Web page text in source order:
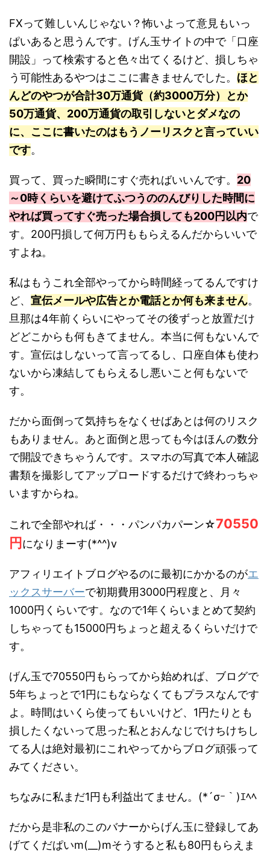
FXって難しいんじゃない？怖いよって意見もいっ
ぱいあると思うんです。げん玉サイトの中で「口座
開設」って検索すると色々出てくるけど、損しちゃ
う可能性あるやつはここに書きませんでした。 ほと
んどのやつが合計30万通貨（約3000万分）とか
50万通貨、200万通貨の取引しないとダメなの
に、ここに書いたのはもうノーリスクと言っていい
です。
買って、買った瞬間にすぐ売ればいいんです。 20
～0時くらいを避けてふつうののんびりした時間に
やれば買ってすぐ売った場合損しても200円以内で
す。200円損して何万円ももらえるんだからいいで
すよね。
私はもうこれ全部やってから時間経ってるんですけ
ど、 宣伝メールや広告とか電話とか何も来ません。
旦那は4年前くらいにやってその後ずっと放置だけ
どどこからも何もきてません。本当に何もないんで
す。宣伝はしないって言ってるし、口座自体も使わ
ないから凍結してもらえるし悪いこと何もないで
す。
だから面倒って気持ちをなくせばあとは何のリスク
もありません。あと面倒と思っても今はほんの数分
で開設できちゃうんです。スマホの写真で本人確認
書類を撮影してアップロードするだけで終わっちゃ
いますからね。
これで全部やれば・・・パンパカパーン☆70550
円になりまーす(*^^)v
アフィリエイトブログやるのに最初にかかるのがエ
ックスサーバーで初期費用3000円程度と、月々
1000円くらいです。なので1年くらいまとめて契約
しちゃっても15000円ちょっと超えるくらいだけで
す。
げん玉で70550円もらってから始めれば、ブログで
5年ちょっとで1円にもならなくてもプラスなんです
よ。時間はいくら使ってもいいけど、1円たりとも
損したくないって思った私とおんなじでけちけちし
てる人は絶対最初にこれやってからブログ頑張って
みてください。
ちなみに私まだ1円も利益出てません。(*´σｰ｀)ｴﾍﾍ
だから是非私のこのバナーからげん玉に登録してあ
げてくだぱいm(__)mそうすると私も80円もらえま